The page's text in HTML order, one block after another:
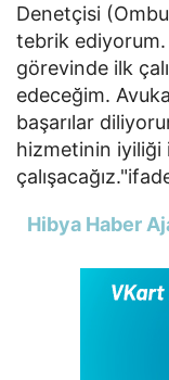
Denetçisi
tebrik ediyorum.
görevinde ilk
edeceğim.
başarılar
hizmetinin iyiliği
Hibya Haber